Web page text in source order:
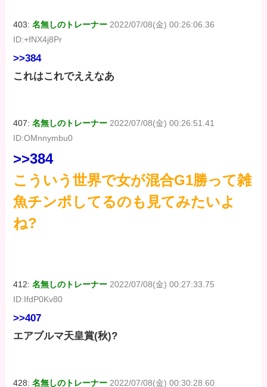
403:名無しのトレーナー 2022/07/08(金) 00:26:06.36
ID:+fNX4j8Pr
>>384
これはこれでええなあ
407:名無しのトレーナー 2022/07/08(金) 00:26:51.41
ID:OMnnymbu0
>>384
こういう世界で女が混合G1勝って雑
魚チンポしてるのも見てみたいよ
ね?
412:名無しのトレーナー 2022/07/08(金) 00:27:33.75
ID:IfdP0Kv80
>>407
エアブルマ天皇賞(秋)?
428:名無しのトレーナー 2022/07/08(金) 00:30:28.60